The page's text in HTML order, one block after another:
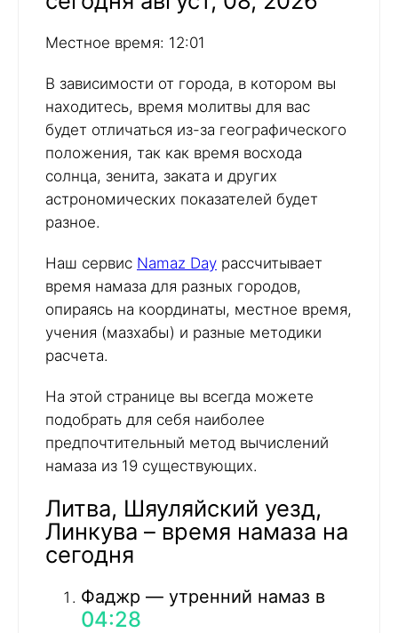
Местное время: 12:01
В зависимости от города, в котором вы
находитесь, время молитвы для вас
будет отличаться из-за географического
положения, так как время восхода
солнца, зенита, заката и других
астрономических показателей будет
разное.
Наш сервис Namaz Day рассчитывает
время намаза для разных городов,
опираясь на координаты, местное время,
учения (мазхабы) и разные методики
расчета.
На этой странице вы всегда можете
подобрать для себя наиболее
предпочтительный метод вычислений
намаза из 19 существующих.
Литва, Шяуляйский уезд,
Линкува – время намаза на
сегодня
Фаджр — утренний намаз в
04:28